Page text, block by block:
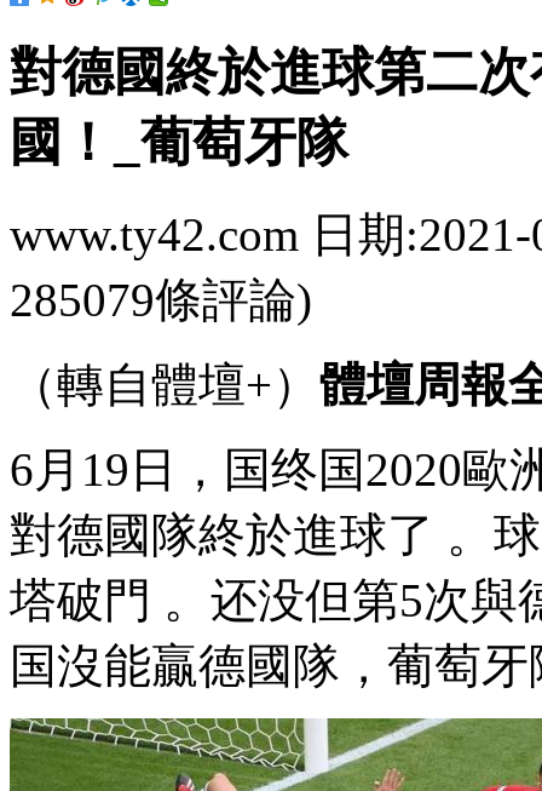
對德國終於進球第二
國！_葡萄牙隊
www.ty42.com 日期
285079條評論)
（轉自體壇+） 體壇周報
6月19日，国终国2020歐
對德國隊終於進球了 。
塔破門 。还没但第5次
国沒能贏德國隊，葡萄牙